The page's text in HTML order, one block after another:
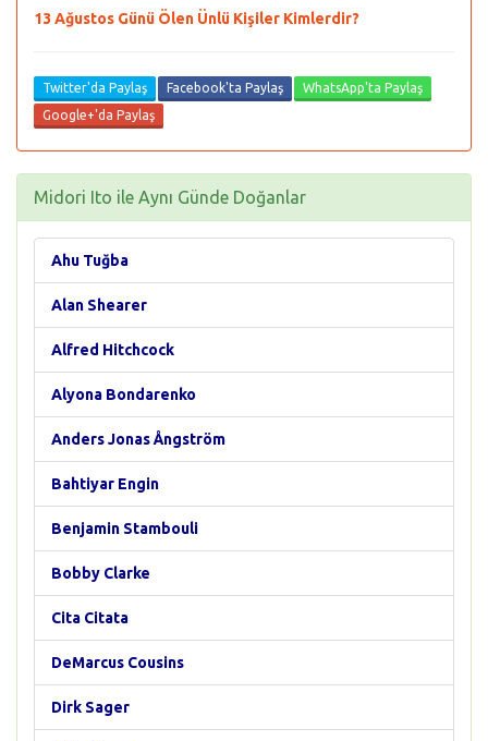
13 Ağustos Günü Ölen Ünlü Kişiler Kimlerdir?
Twitter'da Paylaş Facebook'ta Paylaş
WhatsApp'ta Paylaş
Google+'da Paylaş
Midori Ito ile Aynı Günde Doğanlar
Ahu Tuğba
Alan Shearer
Alfred Hitchcock
Alyona Bondarenko
Anders Jonas Ångström
Bahtiyar Engin
Benjamin Stambouli
Bobby Clarke
Cita Citata
DeMarcus Cousins
Dirk Sager